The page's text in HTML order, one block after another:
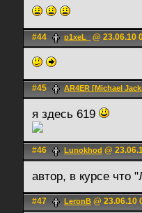
#44 p1xeL_ @ 23.06.10
#45 AR4ER [Michael
я здесь 619
#46 Lunokhod @
автор, в курсе что
#47 LerоnB @ 23.06.10